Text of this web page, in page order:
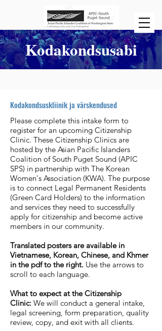
Kodakondsusabi
Kodakondsuskliinik ja värskendused
Please complete this intake form to
register for an upcoming Citizenship
Clinic. These Citizenship Clinics are
hosted by the Asian Pacific Islanders
Coalition of South Puget Sound (APIC
SPS) in partnership with The Korean
Women's Association (KWA). The purpose
is to connect Legal Permanent Residents
(Green Card Holders) to the information
and services they need to successfully
apply for citizenship and become active
members in our community.
Translated posters are available in
Vietnamese, Korean, Chinese, and Khmer
in the pdf to the right. Use the arrows to
scroll to each language.
What to expect at the Citizenship
Clinic: We will conduct a general intake,
legal screening, form preparation, quality
review, copy, and exit with all clients.